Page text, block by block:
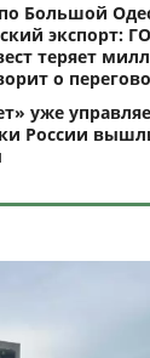
Большой
экспорт:
теряет
о
уже
России